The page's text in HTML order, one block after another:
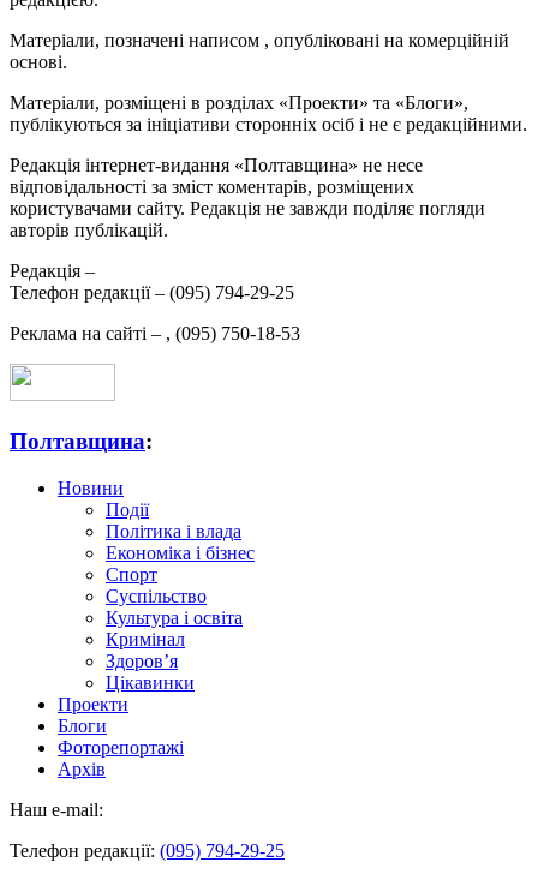
Матеріали, позначені написом , опубліковані на комерційній
основі.
Матеріали, розміщені в розділах «Проекти» та «Блоги»,
публікуються за ініціативи сторонніх осіб і не є редакційними.
Редакція інтернет-видання «Полтавщина» не несе
відповідальності за зміст коментарів, розміщених
користувачами сайту. Редакція не завжди поділяє погляди
авторів публікацій.
Редакція –
Телефон редакції – (095) 794-29-25
Реклама на сайті – , (095) 750-18-53
Полтавщина:
Новини
Події
Політика і влада
Економіка і бізнес
Спорт
Суспільство
Культура і освіта
Кримінал
Здоров’я
Цікавинки
Проекти
Блоги
Фоторепортажі
Архів
Наш e-mail:
Телефон редакції: (095) 794-29-25